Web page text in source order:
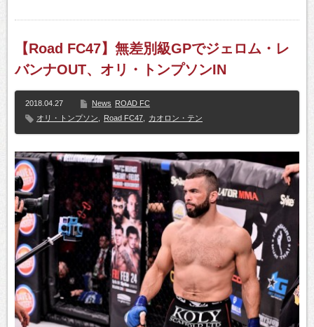
【Road FC47】無差別級GPでジェロム・レ
バンナOUT、オリ・トンプソンIN
2018.04.27 News ROAD FC
オリ・トンプソン
Road FC47 カオロン・テン